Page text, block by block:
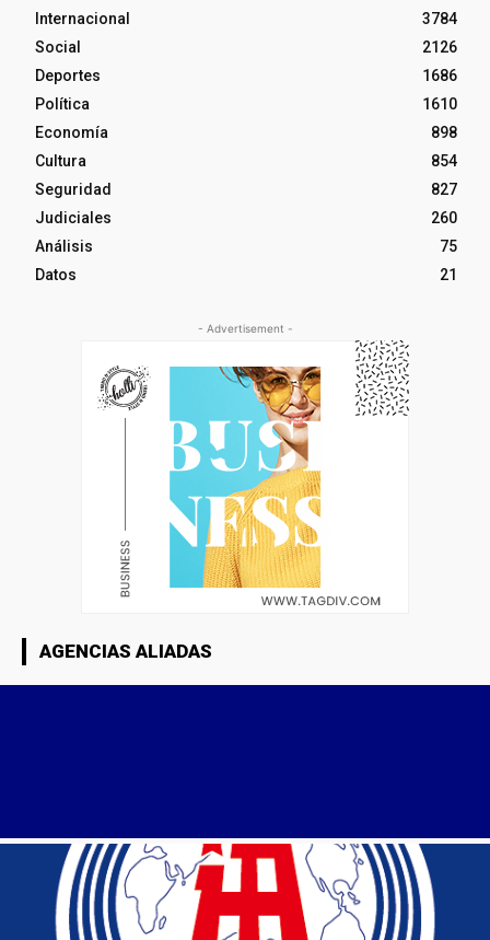
Internacional
3784
Social
2126
Deportes
1686
Política
1610
Economía
898
Cultura
854
Seguridad
827
Judiciales
260
Análisis
75
Datos
21
- Advertisement -
AGENCIAS ALIADAS